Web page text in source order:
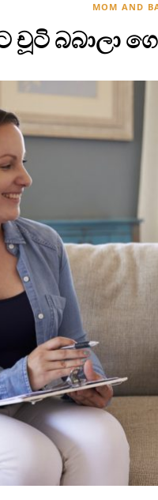
MOM AND
චූටි බබාලා